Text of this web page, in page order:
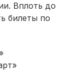
Вплоть до
билеты по